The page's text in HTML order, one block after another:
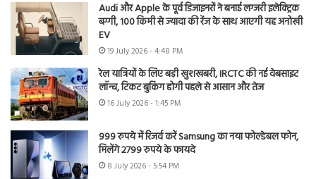
Audi और Apple के पूर्व डिजाइनरों ने बनाई लग्जरी इलेक्ट्रिक
बग्गी, 100 किमी से ज्यादा की रेंज के साथ आएगी यह अनोखी
EV
19 July 2026 - 4:48 PM
रेल यात्रियों के लिए बड़ी खुशखबरी, IRCTC की नई वेबसाइट
लॉन्च, टिकट बुकिंग होगी पहले से आसान और तेज
16 July 2026 - 1:45 PM
999 रुपये में रिजर्व करें Samsung का नया फोल्डेबल फोन,
मिलेंगे 2799 रुपये के फायदे
8 July 2026 - 5:54 PM